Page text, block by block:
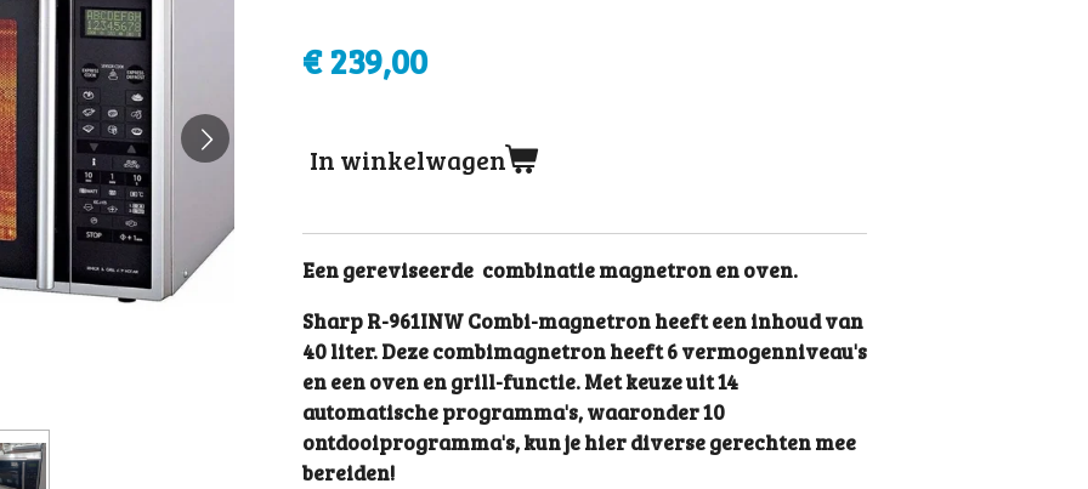
€ 239,00
In winkelwagen
Een gereviseerde combinatie magnetron en oven.
Sharp R-961INW Combi-magnetron heeft een inhoud van
40 liter. Deze combimagnetron heeft 6 vermogenniveau's
en een oven en grill-functie. Met keuze uit 14
automatische programma's, waaronder 10
ontdooiprogramma's, kun je hier diverse gerechten mee
bereiden!